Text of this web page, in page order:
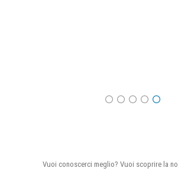
Vuoi conoscerci meglio? Vuoi scoprire la